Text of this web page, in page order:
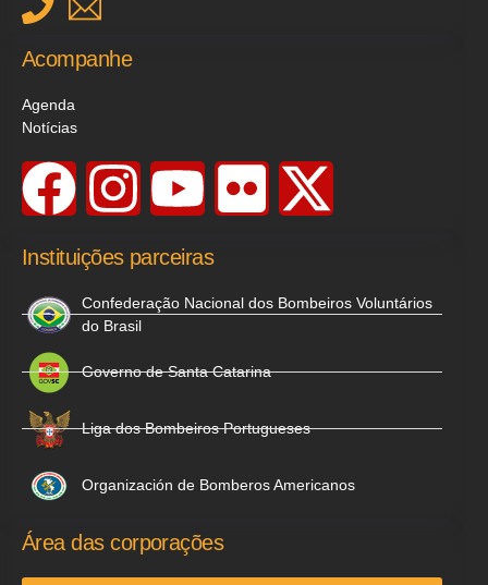
Acompanhe
Agenda
Notícias
Instituições parceiras
Confederação Nacional dos Bombeiros Voluntários
do Brasil
Governo de Santa Catarina
Liga dos Bombeiros Portugueses
Organización de Bomberos Americanos
Área das corporações